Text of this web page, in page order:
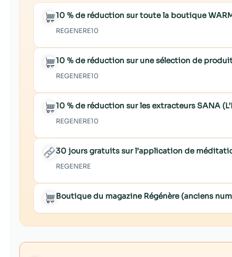
10 % de réduction sur toute la boutique
REGENERE10
10 % de réduction sur une sélection de
REGENERE10
10 % de réduction sur les extracteurs SANA
REGENERE10
30 jours gratuits sur l’application de
REGENERE
Boutique du magazine Régénère (anciens